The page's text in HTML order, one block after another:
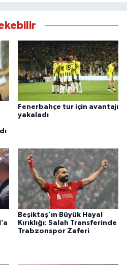
Fenerbahçe tur için avantajı
yakaladı
Beşiktaş’ın Büyük Hayal
Kırıklığı: Salah Transferinde
Trabzonspor Zaferi